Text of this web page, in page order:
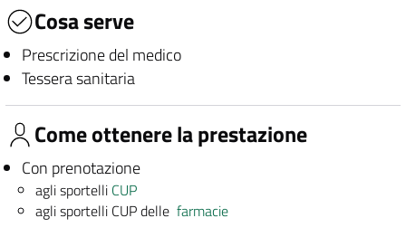
Cosa serve
Prescrizione del medico
Tessera sanitaria
Come ottenere la prestazione
Con prenotazione
agli sportelli CUP
agli sportelli CUP dellefarmacie